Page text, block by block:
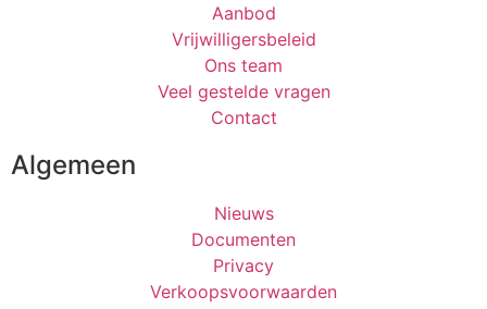
Aanbod
Vrijwilligersbeleid
Ons team
Veel gestelde vragen
Contact
Algemeen
Nieuws
Documenten
Privacy
Verkoopsvoorwaarden